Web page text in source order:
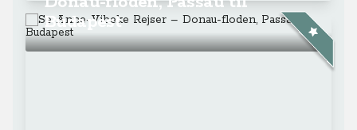
Budapest